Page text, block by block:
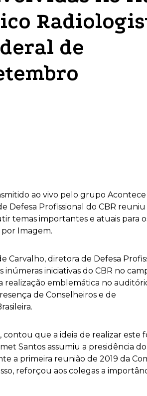
de
ao vivo pelo grupo
Defesa Profissional do CBR reuniu
temas importantes e atuais para
por Imagem.
Carvalho, diretora de Defesa
iniciativas do CBR no
realização emblemática no
de Conselheiros e de
contou que a ideia de realizar este
Santos assumiu a presidência do
a primeira reunião de 2019 da
reforçou aos colegas a